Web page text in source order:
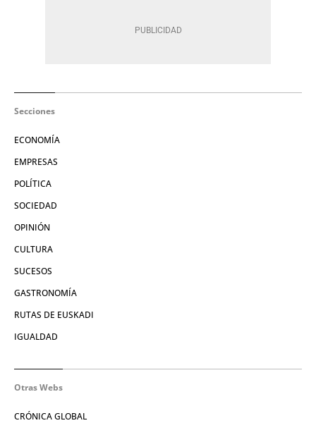
Secciones
ECONOMÍA
EMPRESAS
POLÍTICA
SOCIEDAD
OPINIÓN
CULTURA
SUCESOS
GASTRONOMÍA
RUTAS DE EUSKADI
IGUALDAD
Otras Webs
CRÓNICA GLOBAL